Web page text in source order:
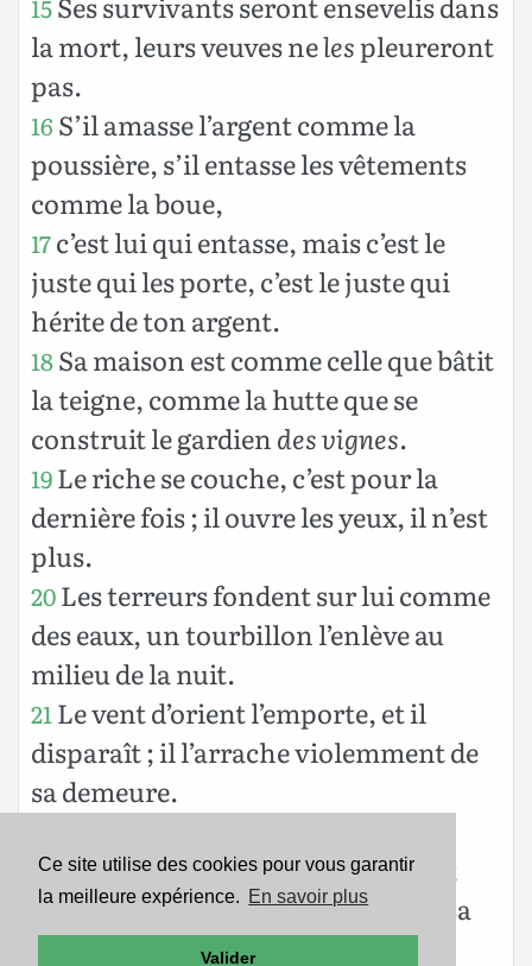
Ce site utilise des cookies pour vous garantir
la meilleure expérience. En savoir plus
Valider
15
la mort, leurs veuves nelespleureront
pas.
16 S’il amasse l’argent comme la
poussière, s’il entasse les vêtements
comme la boue,
17c’est lui qui entasse, mais c’est le
juste qui les porte, c’est le juste qui
hérite de ton argent.
18Sa maison est comme celle que bâtit
la teigne, comme la hutte que se
construit le gardiendes vignes.
19Le riche se couche, c’est pour la
dernière fois ; il ouvre les yeux, il n’est
plus.
20Les terreurs fondent sur lui comme
des eaux, un tourbillon l’enlève au
milieu de la nuit.
21 Le vent d’orient l’emporte, et il
disparaît ; il l’arrache violemment de
sa demeure.
pitié, il fuit éperdu loin de sa main ;
23on bat des mains à son sujet, de sa
demeure on siffle sur lui.